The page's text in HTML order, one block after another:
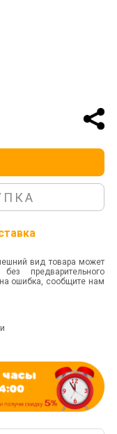
вид товара может
предварительного
ошибка, сообщите нам